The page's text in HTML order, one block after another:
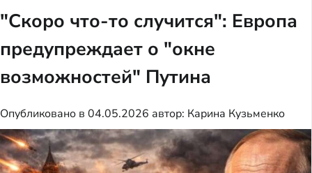
"Скоро что-то случится": Европа
предупреждает о "окне
возможностей" Путина
Опубликовано в 04.05.2026 автор: Карина Кузьменко